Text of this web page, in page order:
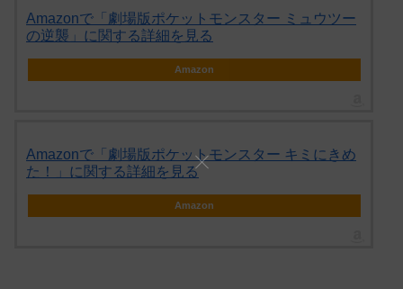
Amazonで「劇場版ポケットモンスター ミュウツー
の逆襲」に関する詳細を見る
Amazon
Amazonで「劇場版ポケットモンスター キミにきめ
た！」に関する詳細を見る
Amazon